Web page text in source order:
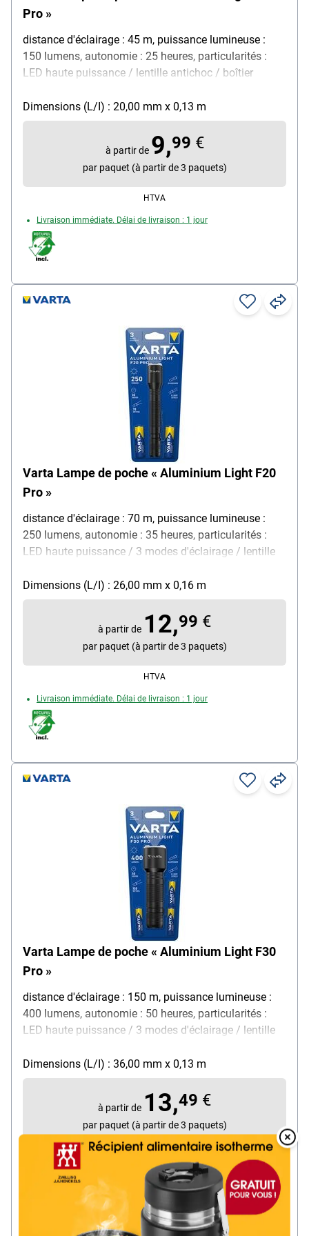
Overlay
Pro »
distance d'éclairage : 45 m, puissance lumineuse :
150 lumens, autonomie : 25 heures, particularités :
LED haute puissance / lentille antichoc / boîtier
lampe / focalisation précise (spot to flood), matériau :
aluminium, couleur : noir, dimensions (Ø/L) : 20 / 133
mm, poids : 37 g, contenu par paquet : lampe de
poche / 2x piles Micro AAA / clip de poche
Dimensions (L/I) : 20,00 mm x 0,13 m
à partir de 9,99 €
par paquet (à partir de 3 paquets)
HTVA
Livraison immédiate. Délai de livraison : 1 jour
Varta Lampe de poche « Aluminium Light F20
Pro »
distance d'éclairage : 70 m, puissance lumineuse :
250 lumens, autonomie : 35 heures, particularités :
LED haute puissance / 3 modes d'éclairage / lentille
l'extrémité de la lampe / focalisation précise (spot to
flood), matériau : aluminium, couleur : noir,
dimensions (Ø/L) : 26 / 164 mm, poids : 75 g, contenu
par paquet : lampe de poche / 2x piles Mignon AA /
clip de poche
Dimensions (L/I) : 26,00 mm x 0,16 m
à partir de 12,99 €
par paquet (à partir de 3 paquets)
HTVA
Livraison immédiate. Délai de livraison : 1 jour
Varta Lampe de poche « Aluminium Light F30
Pro »
distance d'éclairage : 150 m, puissance lumineuse :
400 lumens, autonomie : 50 heures, particularités :
LED haute puissance / 3 modes d'éclairage / lentille
l'extrémité de la lampe / focalisation précise (spot to
flood), matériau : aluminium, couleur : noir,
dimensions (Ø/L) : 36 / 129 mm, poids : 110 g,
contenu par paquet : lampe de poche / 3x piles Micro
AAA / clip de poche
Dimensions (L/I) : 36,00 mm x 0,13 m
à partir de 13,49 €
par paquet (à partir de 3 paquets)
Livraison immédiate. Délai de livraison : 1 jour